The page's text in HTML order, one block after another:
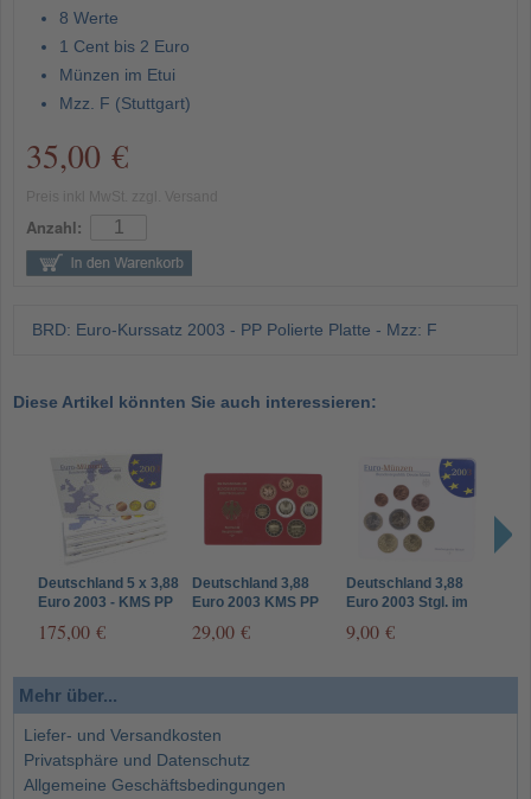
8 Werte
1 Cent bis 2 Euro
Münzen im Etui
Mzz. F (Stuttgart)
35,00 €
Anzahl:
BRD: Euro-Kurssatz 2003 - PP Polierte Platte - Mzz: F
Diese Artikel könnten Sie auch interessieren:
Deutschland 5 x 3,88
Euro 2003 - KMS PP
175,00 €
Deutschland 3,88
Euro 2003 KMS PP
29,00 €
Deutschland 3,88
Euro 2003 Stgl. im
9,00 €
Mehr über...
Liefer- und Versandkosten
Privatsphäre und Datenschutz
Allgemeine Geschäftsbedingungen